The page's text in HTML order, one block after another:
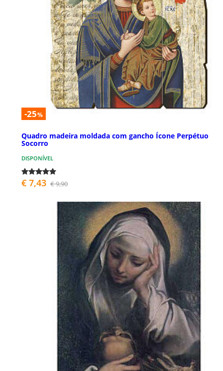
-25%
Quadro madeira moldada com gancho Ícone Perpétuo
Socorro
DISPONÍVEL
€ 7,43 € 9,90